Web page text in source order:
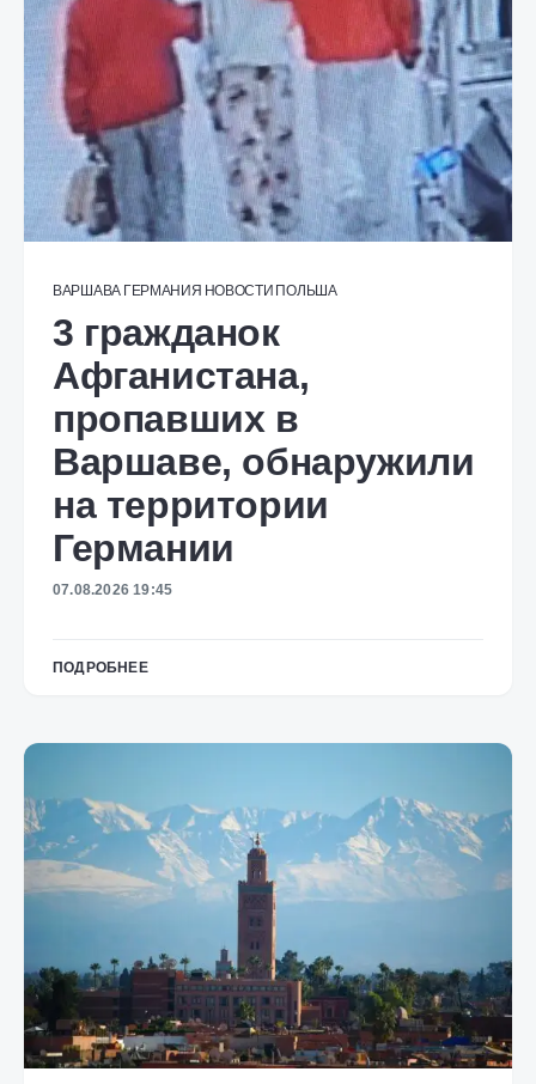
ВАРШАВА ГЕРМАНИЯ НОВОСТИ ПОЛЬША
3 гражданок
Афганистана,
пропавших в
Варшаве, обнаружили
на территории
Германии
07.08.2026 19:45
ПОДРОБНЕЕ